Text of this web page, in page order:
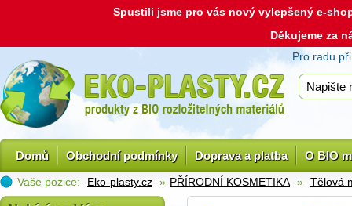
Spustili jsme pro vás nový vylepšený e-
Děkujeme za
Pro radu
Domů Obchodní podmínky Doprava a platba O BIO
Vaše pozice: Eko-plasty.cz » PŘÍRODNÍ KOSMETIKA » Tělová